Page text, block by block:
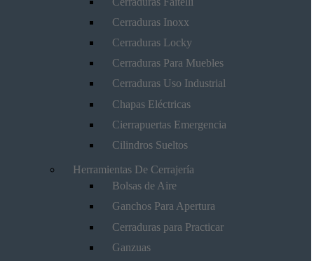
Cerraduras Inoxx
Cerraduras Locky
Cerraduras Para Muebles
Cerraduras Uso Industrial
Chapas Eléctricas
Cierrapuertas Emergencia
Cilindros Sueltos
Herramientas De Cerrajería
Bolsas de Aire
Ganchos Para Apertura
Cerraduras para Practicar
Ganzuas